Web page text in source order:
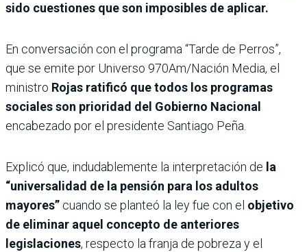
sido cuestiones que son imposibles de aplicar.
En conversación con el programa “Tarde de Perros”,
que se emite por Universo 970Am/Nación Media, el
ministro Rojas ratificó que todos los programas
sociales son prioridad del Gobierno Nacional
encabezado por el presidente Santiago Peña.
Explicó que, indudablemente la interpretación de la
“universalidad de la pensión para los adultos
mayores” cuando se planteó la ley fue con el objetivo
de eliminar aquel concepto de anteriores
legislaciones, respecto la franja de pobreza y el